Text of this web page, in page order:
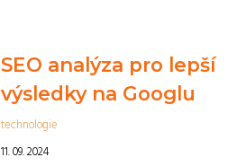
SEO analýza pro lepší
výsledky na Googlu
technologie
11. 09. 2024